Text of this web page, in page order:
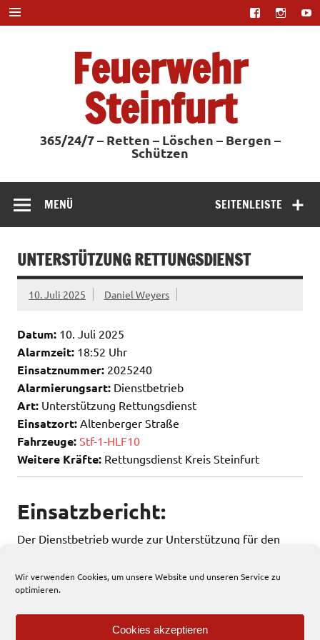
Wir verwenden Cookies, um unsere Website und unseren Service zu
optimieren.
Cookies akzeptieren
Zum
Inhalt
springen
Feuerwehr
Steinfurt
365/24/7 – Retten – Löschen – Bergen –
Schützen
SEITENLEISTE
MENÜ
UNTERSTÜTZUNG RETTUNGSDIENST
10. Juli 2025 Daniel Weyers
Datum: 10. Juli 2025
Alarmzeit: 18:52 Uhr
Einsatznummer: 2025240
Alarmierungsart: Dienstbetrieb
Art: Unterstützung Rettungsdienst
Einsatzort: Altenberger Straße
Fahrzeuge: Stf-1-HLF10
Weitere Kräfte: Rettungsdienst Kreis Steinfurt
Einsatzbericht:
Der Dienstbetrieb wurde zur Unterstützung für den
186 total views